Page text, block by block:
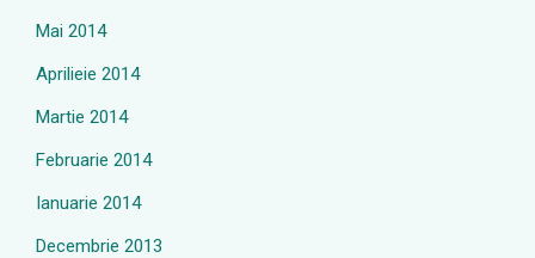
Mai 2014
Aprilieie 2014
Martie 2014
Februarie 2014
Ianuarie 2014
Decembrie 2013